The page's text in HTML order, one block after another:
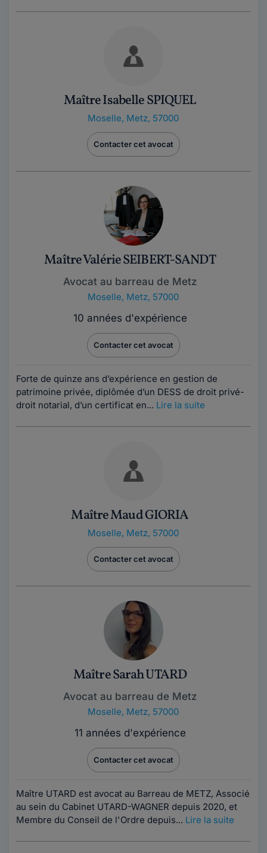
Maître Isabelle SPIQUEL
Moselle, Metz, 57000
Contacter cet avocat
Maître Valérie SEIBERT-SANDT
Avocat au barreau de Metz
Moselle, Metz, 57000
10 années d'expérience
Contacter cet avocat
Forte de quinze ans d’expérience en gestion de
patrimoine privée, diplômée d’un DESS de droit privé-
droit notarial, d’un certificat en... Lire la suite
Maître Maud GIORIA
Moselle, Metz, 57000
Contacter cet avocat
Maître Sarah UTARD
Avocat au barreau de Metz
Moselle, Metz, 57000
11 années d'expérience
Contacter cet avocat
Maître UTARD est avocat au Barreau de METZ, Associé
au sein du Cabinet UTARD-WAGNER depuis 2020, et
Membre du Conseil de l'Ordre depuis... Lire la suite